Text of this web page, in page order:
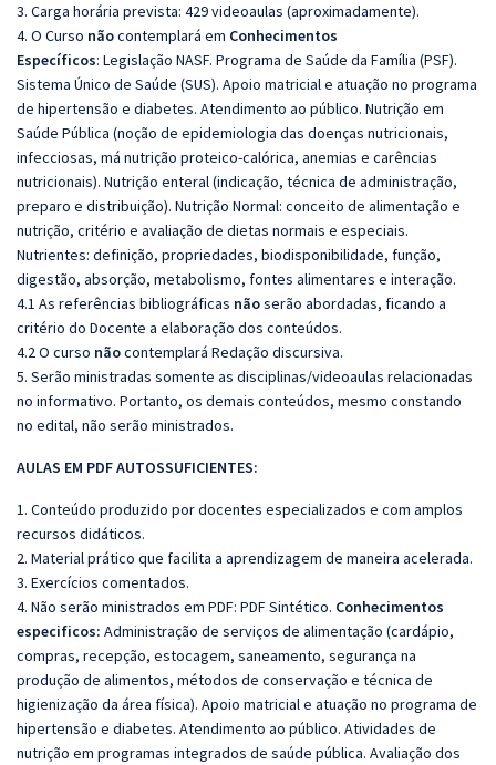
3. Carga horária prevista: 429 videoaulas (aproximadamente).
4. O Curso nãocontemplará em Conhecimentos
Específicos: Legislação NASF. Programa de Saúde da Família (PSF).
Sistema Único de Saúde (SUS). Apoio matricial e atuação no programa
de hipertensão e diabetes. Atendimento ao público. Nutrição em
Saúde Pública (noção de epidemiologia das doenças nutricionais,
infecciosas, má nutrição proteico-calórica, anemias e carências
nutricionais). Nutrição enteral (indicação, técnica de administração,
preparo e distribuição). Nutrição Normal: conceito de alimentação e
nutrição, critério e avaliação de dietas normais e especiais.
Nutrientes: definição, propriedades, biodisponibilidade, função,
digestão, absorção, metabolismo, fontes alimentares e interação.
4.1 As referências bibliográficas nãoserão abordadas, ficando a
critério do Docente a elaboração dos conteúdos.
4.2 O curso nãocontemplará Redação discursiva.
5. Serão ministradas somente as disciplinas/videoaulas relacionadas
no informativo. Portanto, os demais conteúdos, mesmo constando
no edital, não serão ministrados.
AULAS EM PDF AUTOSSUFICIENTES:
1. Conteúdo produzido por docentes especializados e com amplos
recursos didáticos.
2. Material prático que facilita a aprendizagem de maneira acelerada.
3. Exercícios comentados.
4. Não serão ministrados em PDF: PDF Sintético. Conhecimentos
especificos: Administração de serviços de alimentação (cardápio,
compras, recepção, estocagem, saneamento, segurança na
produção de alimentos, métodos de conservação e técnica de
higienização da área física). Apoio matricial e atuação no programa de
hipertensão e diabetes. Atendimento ao público. Atividades de
nutrição em programas integrados de saúde pública. Avaliação dos